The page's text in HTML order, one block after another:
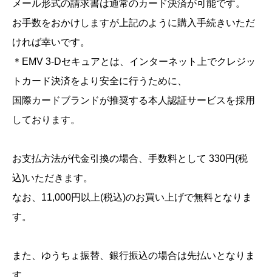
メール形式の請求書は通常のカード決済が可能です。
お手数をおかけしますが上記のように購入手続きいただ
ければ幸いです。
＊EMV 3-Dセキュアとは、インターネット上でクレジッ
トカード決済をより安全に行うために、
国際カードブランドが推奨する本人認証サービスを採用
しております。
お支払方法が代金引換の場合、手数料として 330円(税
込)いただきます。
なお、11,000円以上(税込)のお買い上げで無料となりま
す。
また、ゆうちょ振替、銀行振込の場合は先払いとなりま
す。